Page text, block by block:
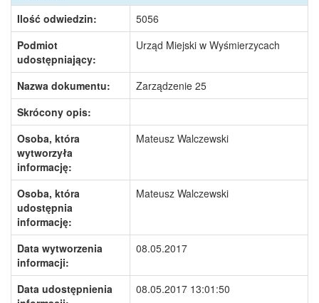
Ilość odwiedzin:
5056
Podmiot
udostępniający:
Urząd Miejski w Wyśmierzycach
Nazwa dokumentu:
Zarządzenie 25
Skrócony opis:
Osoba, która
wytworzyła
informację:
Mateusz Walczewski
Osoba, która
udostępnia
informację:
Mateusz Walczewski
Data wytworzenia
informacji:
08.05.2017
Data udostępnienia
08.05.2017 13:01:50